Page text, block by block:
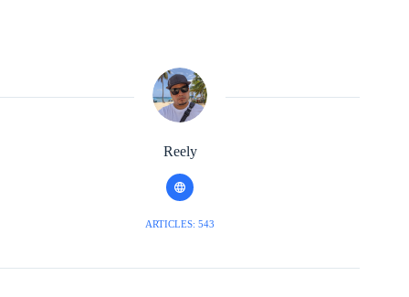
Reely
ARTICLES: 543